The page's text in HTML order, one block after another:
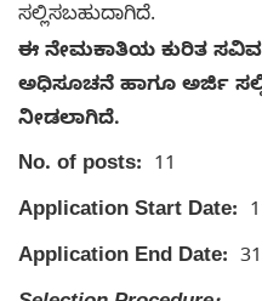
ಸಲ್ಲಿಸಬಹುದಾಗಿದೆ.
ಈ ನೇಮಕಾತಿಯ ಕುರಿತ
ಅಧಿಸೂಚನೆ ಹಾಗೂ ಅರ್ಜಿ
ನೀಡಲಾಗಿದೆ.
No. of posts: 11
Application Start Date:
Application End Date: